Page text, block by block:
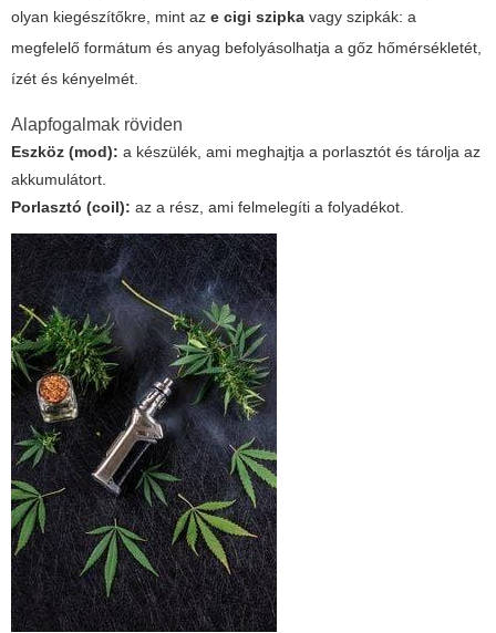
olyan kiegészítőkre, mint az e cigi szipka vagy szipkák: a
megfelelő formátum és anyag befolyásolhatja a gőz hőmérsékletét,
ízét és kényelmét.
Alapfogalmak röviden
Eszköz (mod): a készülék, ami meghajtja a porlasztót és tárolja az
akkumulátort.
Porlasztó (coil): az a rész, ami felmelegíti a folyadékot.